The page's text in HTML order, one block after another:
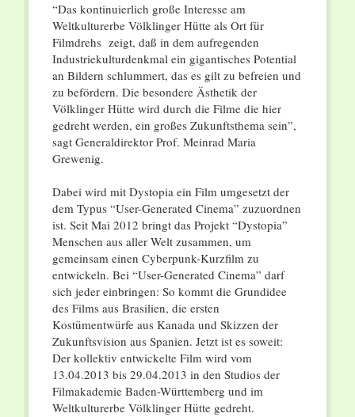
“Das kontinuierlich große Interesse am
Weltkulturerbe Völklinger Hütte als Ort für
Filmdrehs zeigt, daß in dem aufregenden
Industriekulturdenkmal ein gigantisches Potential
an Bildern schlummert, das es gilt zu befreien und
zu befördern. Die besondere Ästhetik der
Völklinger Hütte wird durch die Filme die hier
gedreht werden, ein großes Zukunftsthema sein”,
sagt Generaldirektor Prof. Meinrad Maria
Grewenig.
Dabei wird mit Dystopia ein Film umgesetzt der
dem Typus “User-Generated Cinema” zuzuordnen
ist. Seit Mai 2012 bringt das Projekt “Dystopia”
Menschen aus aller Welt zusammen, um
gemeinsam einen Cyberpunk-Kurzfilm zu
entwickeln. Bei “User-Generated Cinema” darf
sich jeder einbringen: So kommt die Grundidee
des Films aus Brasilien, die ersten
Kostümentwürfe aus Kanada und Skizzen der
Zukunftsvision aus Spanien. Jetzt ist es soweit:
Der kollektiv entwickelte Film wird vom
13.04.2013 bis 29.04.2013 in den Studios der
Filmakademie Baden-Württemberg und im
Weltkulturerbe Völklinger Hütte gedreht.